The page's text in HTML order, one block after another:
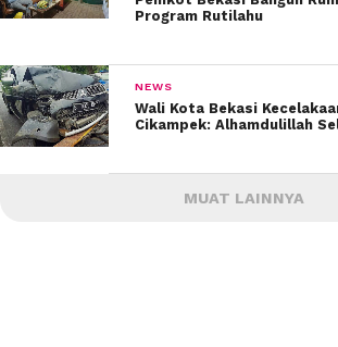
Program Rutilahu
NEWS
Wali Kota Bekasi
Cikampek: Alhamdulillah
MUAT LAINNYA